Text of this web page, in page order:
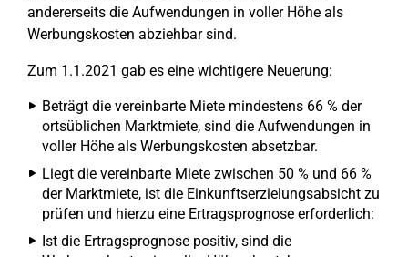
andererseits die Aufwendungen in voller Höhe als
Werbungskosten abziehbar sind.
Zum 1.1.2021 gab es eine wichtigere Neuerung:
Beträgt die vereinbarte Miete mindestens 66 % der
ortsüblichen Marktmiete, sind die Aufwendungen in
voller Höhe als Werbungskosten absetzbar.
Liegt die vereinbarte Miete zwischen 50 % und 66 %
der Marktmiete, ist die Einkunftserzielungsabsicht zu
prüfen und hierzu eine Ertragsprognose erforderlich:
Ist die Ertragsprognose positiv, sind die